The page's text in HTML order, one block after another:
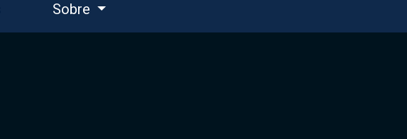
Sobre